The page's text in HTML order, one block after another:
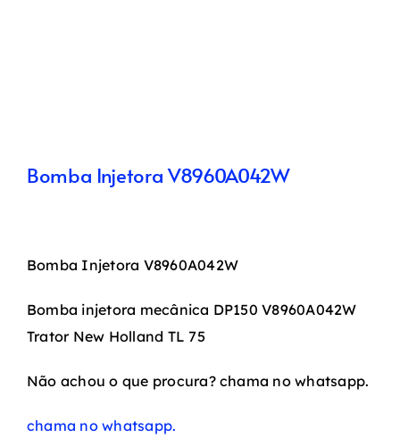
Bomba Injetora V8960A042W
Bomba Injetora V8960A042W
Bomba injetora mecânica DP150 V8960A042W
Trator New Holland TL 75
Não achou o que procura? chama no whatsapp.
chama no whatsapp.